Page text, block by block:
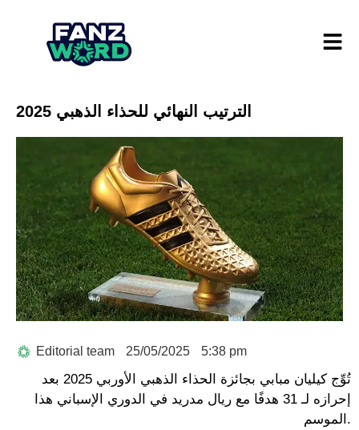
الترتيب النهائي للحذاء الذهبي 2025
Editorial team 25/05/2025 5:38 pm
تُوِّج كيليان مبابي بجائزة الحذاء الذهبي الأوربي 2025 بعد
إحرازه لـ 31 هدفًا مع ريال مدريد في الدوري الإسباني هذا
الموسم.